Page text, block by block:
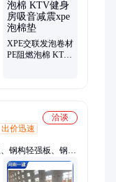
XPE交联发泡卷材
PE阻燃泡棉 KTV
洽谈
出价迅速
钢构轻强板、钢边
板、天基板、太空
、钢骨架轻型屋面